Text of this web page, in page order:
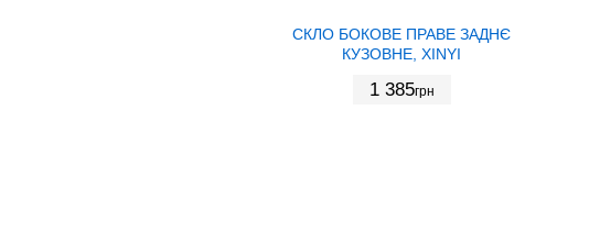
СКЛО БОКОВЕ ПРАВЕ ЗАДНЄ
КУЗОВНЕ, XINYI
1 385грн